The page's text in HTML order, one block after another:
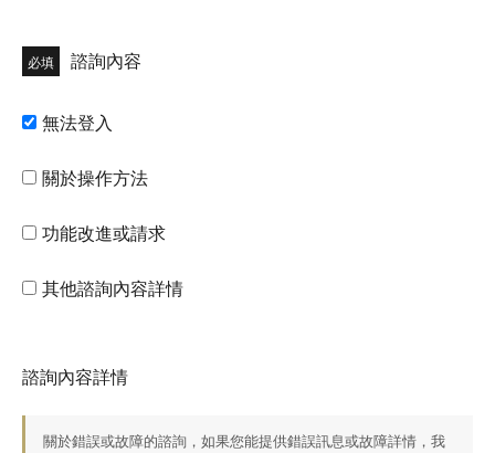
必填 諮詢內容
無法登入
關於操作方法
功能改進或請求
其他諮詢內容詳情
諮詢內容詳情
關於錯誤或故障的諮詢，如果您能提供錯誤訊息或故障詳情，我